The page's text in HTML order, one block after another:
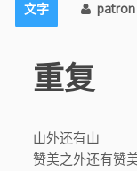
文字 patron
重复
山外还有山
赞美之外还有赞